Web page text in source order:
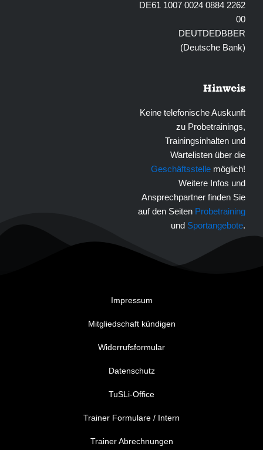
DE61 1007 0024 0884 2262
00
DEUTDEDBBER
(Deutsche Bank)
Hinweis
Keine telefonische Auskunft
zu Probetrainings,
Trainingsinhalten und
Wartelisten über die
Geschäftsstelle möglich!
Weitere Infos und
Ansprechpartner finden Sie
auf den Seiten Probetraining
und Sportangebote.
Impressum
Mitgliedschaft kündigen
Widerrufsformular
Datenschutz
TuSLi-Office
Trainer Formulare / Intern
Trainer Abrechnungen